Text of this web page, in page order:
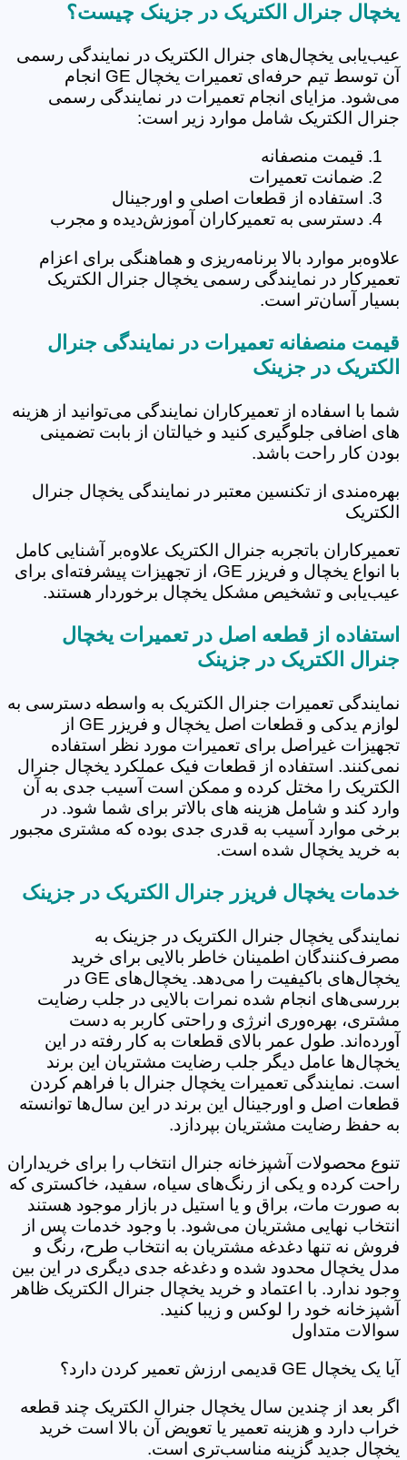
یخچال جنرال الکتریک در جزینک چیست؟
عیب‌یابی یخچال‌های جنرال الکتریک در نمایندگی رسمی
آن توسط تیم حرفه‌ای تعمیرات یخچال GE انجام
می‌شود. مزایای انجام تعمیرات در نمایندگی رسمی
جنرال الکتریک شامل موارد زیر است:
قیمت منصفانه
ضمانت تعمیرات
استفاده از قطعات اصلی و اورجینال
دسترسی به تعمیرکاران آموزش‌دیده و مجرب
علاوه‌بر موارد بالا برنامه‌ریزی و هماهنگی برای اعزام
تعمیرکار در نمایندگی رسمی یخچال جنرال الکتریک
بسیار آسان‌تر است.
قیمت منصفانه تعمیرات در نمایندگی جنرال
الکتریک در جزینک
شما با اسفاده از تعمیرکاران نمایندگی می‌توانید از هزینه
های اضافی جلوگیری کنید و خیالتان از بابت تضمینی
بودن کار راحت باشد.
بهره‌مندی از تکنسین معتبر در نمایندگی یخچال جنرال
الکتریک
تعمیرکاران باتجربه جنرال الکتریک علاوه‌بر آشنایی کامل
با انواع یخچال و فریزر GE، از تجهیزات پیشرفته‌ای برای
عیب‌یابی و تشخیص مشکل یخچال برخوردار هستند.
استفاده از قطعه اصل در تعمیرات یخچال
جنرال الکتریک در جزینک
نمایندگی تعمیرات جنرال الکتریک به واسطه دسترسی به
لوازم یدکی و قطعات اصل یخچال و فریزر GE از
تجهیزات غیراصل برای تعمیرات مورد نظر استفاده
نمی‌کنند. استفاده از قطعات فیک عملکرد یخچال جنرال
الکتریک را مختل کرده و ممکن است آسیب جدی به آن
وارد کند و شامل هزینه های بالاتر برای شما شود. در
برخی موارد آسیب به قدری جدی بوده که مشتری مجبور
به خرید یخچال شده است.
خدمات یخچال فریزر جنرال الکتریک در جزینک
نمایندگی یخچال جنرال الکتریک در جزینک به
مصرف‌کنندگان اطمینان خاطر بالایی برای خرید
یخچال‌های باکیفیت را می‌دهد. یخچال‌های GE در
بررسی‌های انجام شده نمرات بالایی در جلب رضایت
مشتری، بهره‌وری انرژی و راحتی کاربر به دست
آورده‌اند. طول عمر بالای قطعات به کار رفته در این
یخچال‌ها عامل دیگر جلب رضایت مشتریان این برند
است. نمایندگی تعمیرات یخچال جنرال با فراهم کردن
قطعات اصل و اورجینال این برند در این سال‌ها توانسته
به حفظ رضایت مشتریان بپردازد.
تنوع محصولات آشپزخانه جنرال انتخاب را برای خریداران
راحت کرده و یکی از رنگ‌های سیاه، سفید، خاکستری که
به صورت مات، براق و یا استیل در بازار موجود هستند
انتخاب نهایی مشتریان می‌شود. با وجود خدمات پس از
فروش نه تنها دغدغه مشتریان به انتخاب طرح، رنگ و
مدل یخچال محدود شده و دغدغه جدی دیگری در این بین
وجود ندارد. با اعتماد و خرید یخچال جنرال الکتریک ظاهر
آشپزخانه خود را لوکس و زیبا کنید.
سوالات متداول
آیا یک یخچال GE قدیمی ارزش تعمیر کردن دارد؟
اگر بعد از چندین سال یخچال جنرال الکتریک چند قطعه
خراب دارد و هزینه تعمیر یا تعویض آن بالا است خرید
یخچال جدید گزینه مناسب‌تری است.